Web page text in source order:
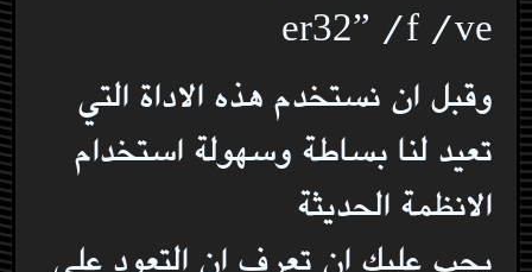
er32” /f /ve
وقبل ان نستخدم هذه الاداة التي
تعيد لنا بساطة وسهولة استخدام
الانظمة الحديثة
يجب عليك ان تعرف ان التعود على